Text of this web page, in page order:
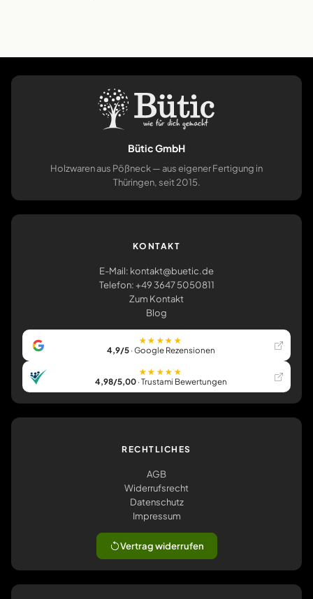
Bütic GmbH
Holzwaren aus Pößneck — aus eigener Fertigung in
Thüringen, seit 2015.
KONTAKT
E-Mail: kontakt@buetic.de
Telefon: +49 3647 5050811
Zum Kontakt
Blog
★★★★★
4,9/5· Google Rezensionen
★★★★★
4,98/5,00· Trustami Bewertungen
RECHTLICHES
AGB
Widerrufsrecht
Datenschutz
Impressum
Vertrag widerrufen